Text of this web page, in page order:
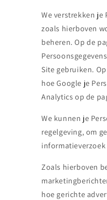
We verstrekken je
zoals hierboven
beheren. Op de
Site gebruiken.
hoe Google je
Analytics op de
We kunnen je
regelgeving, om
Zoals hierboven
hoe gerichte